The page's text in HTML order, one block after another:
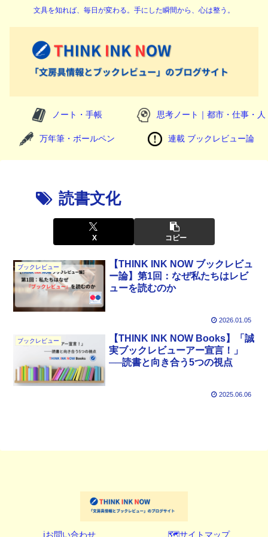
文具を知れば、毎日が変わる。手にした瞬間から、心は整う。
ノート・手帳 思考ノート｜都市・仕事・人
万年筆・ボールペン 連載 ブックレビュー論
読書文化
X コピー
ブックレビュー
【THINK INK NOW ブックレビュ
ー論】第1回：なぜ私たちはレビ
ューを読むのか
2026.01.05
ブックレビュー
【THINK INK NOW Books】「誠
実ブックレビューアー宣言！」
──読書と向き合う5つの視点
2025.06.06
ℹ️お問い合わせ 🗺️サイトマップ